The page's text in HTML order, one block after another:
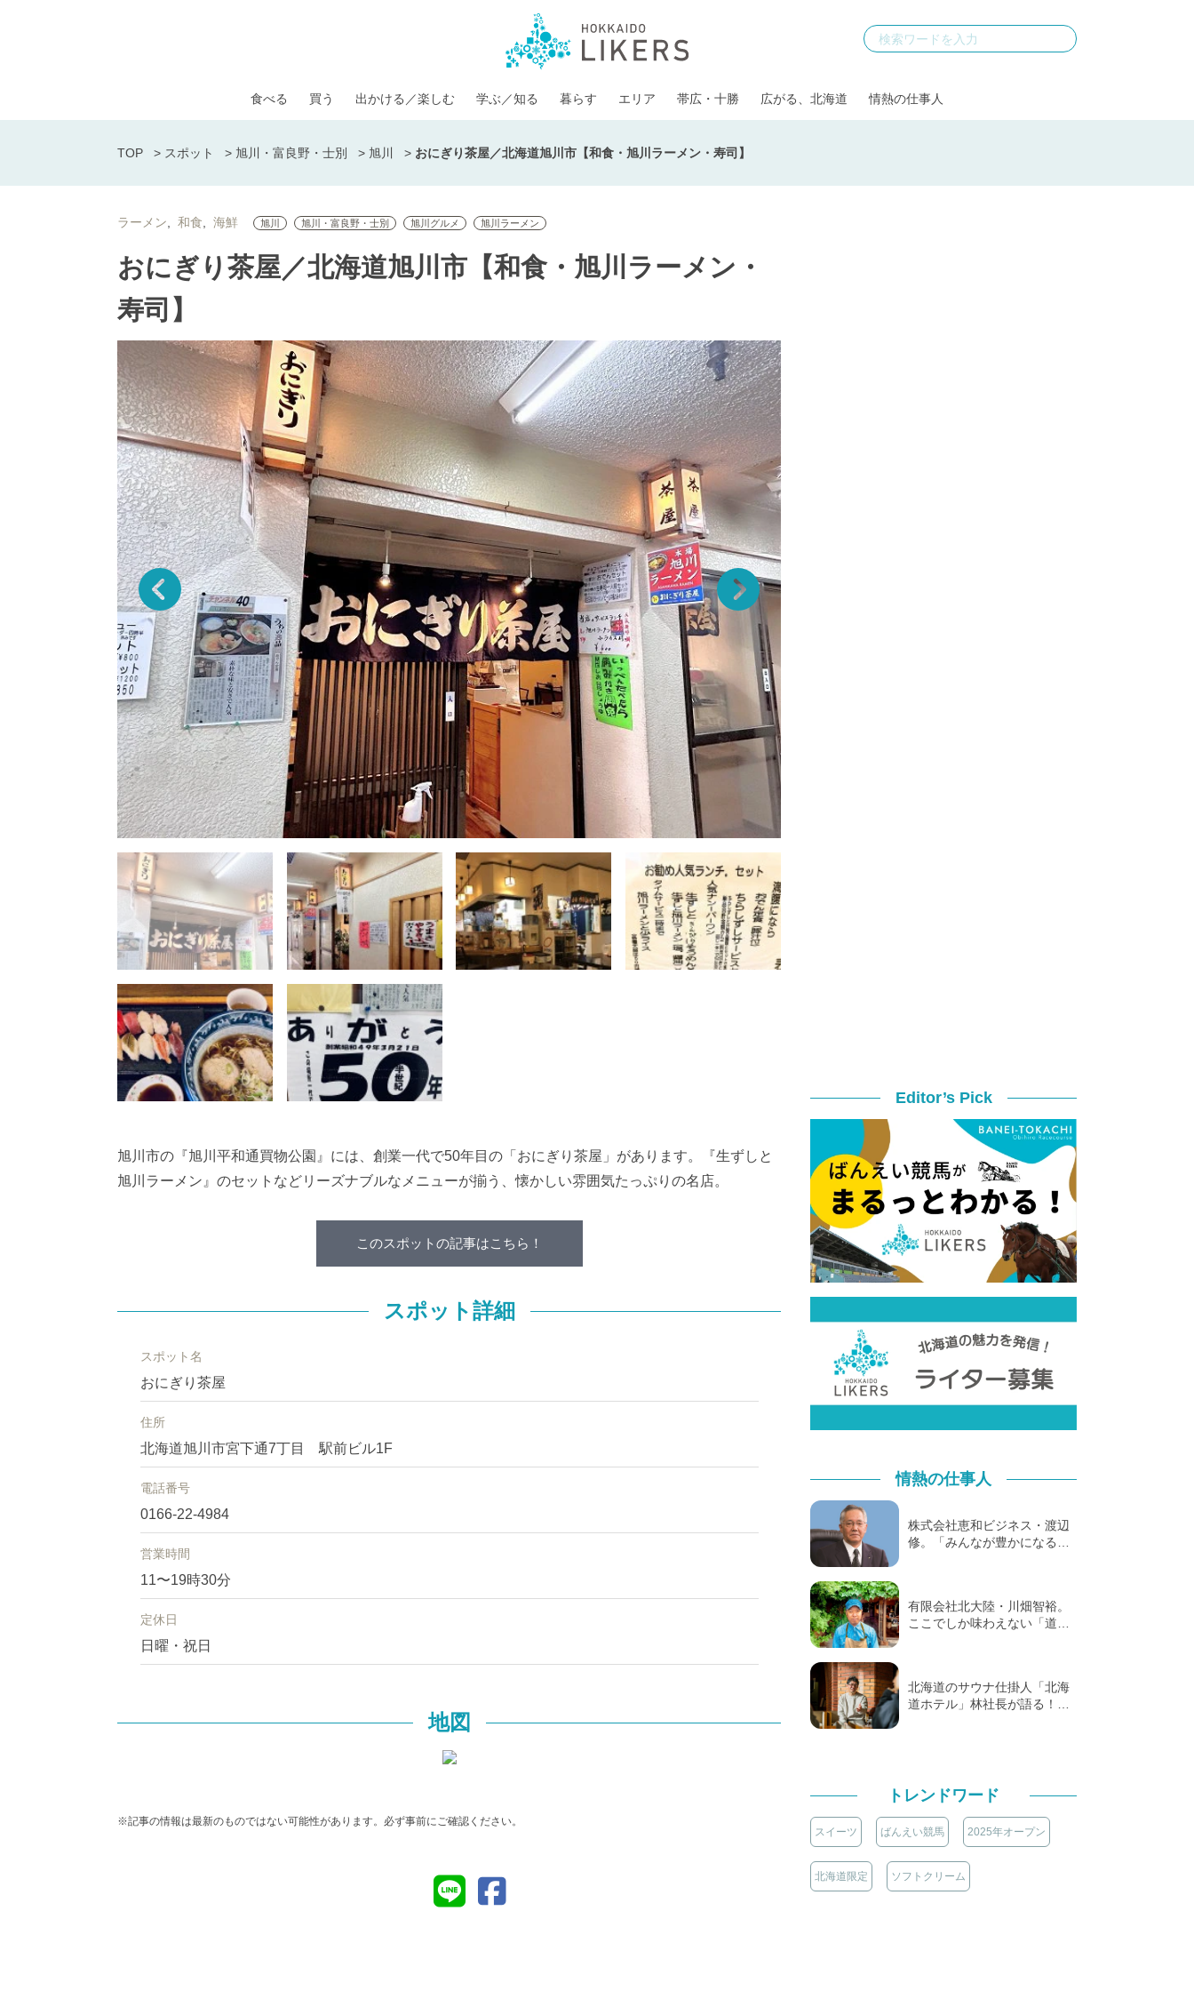
食べる 買う 出かける／楽しむ 学ぶ／知る 暮らす エリア 帯広・十勝 広がる、北海道 情熱の仕事人
TOP > スポット > 旭川・富良野・士別 > 旭川 > おにぎり茶屋／北海道旭川市【和食・旭川ラーメン・寿司】
ラーメン 和食 海鮮 旭川 旭川・富良野・士別 旭川グルメ 旭川ラーメン
おにぎり茶屋／北海道旭川市【和食・旭川ラーメン・
寿司】
旭川市の『旭川平和通買物公園』には、創業一代で50年目の「おにぎり茶屋」があります。『生ずしと
旭川ラーメン』のセットなどリーズナブルなメニューが揃う、懐かしい雰囲気たっぷりの名店。
このスポットの記事はこちら！
スポット詳細
スポット名
おにぎり茶屋
住所
北海道旭川市宮下通7丁目 駅前ビル1F
電話番号
0166-22-4984
営業時間
11〜19時30分
定休日
日曜・祝日
地図
※記事の情報は最新のものではない可能性があります。必ず事前にご確認ください。
Editor’s Pick
情熱の仕事人
株式会社恵和ビジネス・渡辺
修。「みんなが豊かになる…
有限会社北大陸・川畑智裕。
ここでしか味わえない「道…
北海道のサウナ仕掛人「北海
道ホテル」林社長が語る！…
トレンドワード
スイーツ ばんえい競馬 2025年オープン
北海道限定 ソフトクリーム